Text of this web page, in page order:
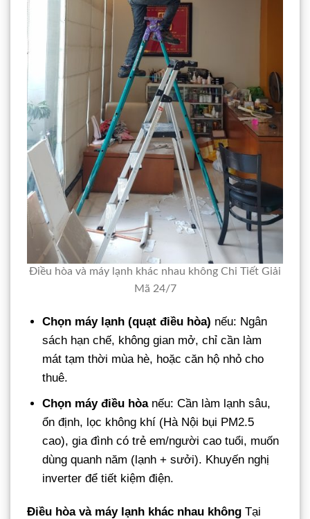
Điều hòa và máy lạnh khác nhau không Chi Tiết Giải
Mã 24/7
Chọn máy lạnh (quạt điều hòa) nếu: Ngân
sách hạn chế, không gian mở, chỉ cần làm
mát tạm thời mùa hè, hoặc căn hộ nhỏ cho
thuê.
Chọn máy điều hòanếu: Cần làm lạnh sâu,
ổn định, lọc không khí (Hà Nội bụi PM2.5
cao), gia đình có trẻ em/người cao tuổi, muốn
dùng quanh năm (lạnh + sưởi). Khuyến nghị
inverter để tiết kiệm điện.
Điều hòa và máy lạnh khác nhau không Tại